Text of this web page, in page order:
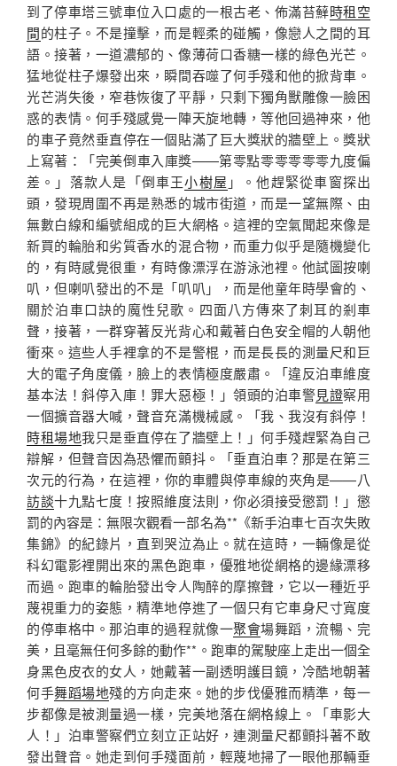
到了停車塔三號車位入口處的一根古老、佈滿苔蘚時租空
間的柱子。不是撞擊，而是輕柔的碰觸，像戀人之間的耳
語。接著，一道濃郁的、像薄荷口香糖一樣的綠色光芒。
猛地從柱子爆發出來，瞬間吞噬了何手殘和他的掀背車。
光芒消失後，窄巷恢復了平靜，只剩下獨角獸雕像一臉困
惑的表情。何手殘感覺一陣天旋地轉，等他回過神來，他
的車子竟然垂直停在一個貼滿了巨大獎狀的牆壁上。獎狀
上寫著：「完美倒車入庫獎——第零點零零零零零九度偏
差。」落款人是「倒車王小樹屋 」。他趕緊從車窗探出
頭，發現周圍不再是熟悉的城市街道，而是一望無際、由
無數白線和編號組成的巨大網格。這裡的空氣聞起來像是
新買的輪胎和劣質香水的混合物，而重力似乎是隨機變化
的，有時感覺很重，有時像漂浮在游泳池裡。他試圖按喇
叭，但喇叭發出的不是「叭叭」，而是他童年時學會的、
關於泊車口訣的魔性兒歌。四面八方傳來了刺耳的剎車
聲，接著，一群穿著反光背心和戴著白色安全帽的人朝他
衝來。這些人手裡拿的不是警棍，而是長長的測量尺和巨
大的電子角度儀，臉上的表情極度嚴肅。「違反泊車維度
基本法！斜停入庫！罪大惡極！」領頭的泊車警見證察用
一個擴音器大喊，聲音充滿機械感。「我、我沒有斜停！
時租場地我只是垂直停在了牆壁上！」何手殘趕緊為自己
辯解，但聲音因為恐懼而顫抖。「垂直泊車？那是在第三
次元的行為，在這裡，你的車體與停車線的夾角是——八
訪談十九點七度！按照維度法則，你必須接受懲罰！」懲
罰的內容是：無限次觀看一部名為**《新手泊車七百次失敗
集錦》的紀錄片，直到哭泣為止。就在這時，一輛像是從
科幻電影裡開出來的黑色跑車，優雅地從網格的邊緣漂移
而過。跑車的輪胎發出令人陶醉的摩擦聲，它以一種近乎
蔑視重力的姿態，精準地停進了一個只有它車身尺寸寬度
的停車格中。那泊車的過程就像一聚會場舞蹈，流暢、完
美，且毫無任何多餘的動作**。跑車的駕駛座上走出一個全
身黑色皮衣的女人，她戴著一副透明護目鏡，冷酷地朝著
何手舞蹈場地殘的方向走來。她的步伐優雅而精準，每一
步都像是被測量過一樣，完美地落在網格線上。「車影大
人！」泊車警察們立刻立正站好，連測量尺都顫抖著不敢
發出聲音。她走到何手殘面前，輕蔑地掃了一眼他那輛垂